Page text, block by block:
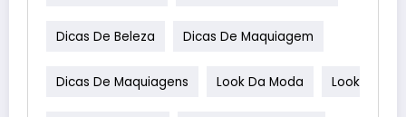
Dicas De Beleza Dicas De Maquiagem
Dicas De Maquiagens Look Da Moda Look